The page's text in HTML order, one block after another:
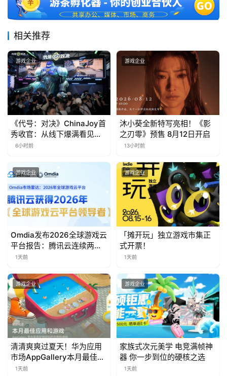
相关推荐
游戏企业
《代号：对决》ChinaJoy首
秀收官：从线下爆满看见玩
家的真实期待
6小时前
游戏企业
沐小葵全新特写亮相！《影
之刃零》预售 8月12日开启
13小时前
游戏企业
Omdia发布2026全球游戏云
平台报告：腾讯云连续两年
入选“领导者”象限
1天前
游戏企业
「摊开玩」独立游戏市集正
式开票！
1天前
游戏企业
清清爽爽过夏天！华为应用
市场AppGallery本月最佳上
新，款款提升幸福感
1天前
游戏企业
家族式次元美学 电竞满帧神
器 你一步到位的硬核之选
1天前